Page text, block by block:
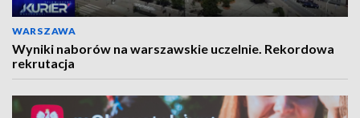
WARSZAWA
Wyniki naborów na warszawskie uczelnie. Rekordowa
rekrutacja